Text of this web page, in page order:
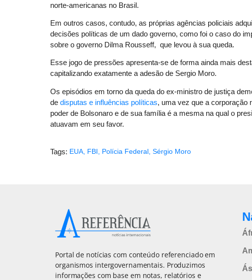
norte-americanas no Brasil.
Em outros casos, contudo, as próprias agências policiais
decisões políticas de um dado governo, como foi o caso do
sobre o governo Dilma Rousseff, que levou à sua queda.
Esse jogo de pressões apresenta-se de forma ainda mais
capitalizando exatamente a adesão de Sergio Moro.
Os episódios em torno da queda do ex-ministro de justiça
de disputas e influências políticas, uma vez que a corporação
poder de Bolsonaro e de sua família é a mesma na qual o
atuavam em seu favor.
Tags: EUA, FBI, Polícia Federal, Sérgio Moro
Portal de notícias com conteúdo referenciado em
organismos intergovernamentais. Produzimos
informações com base em notas, relatórios e